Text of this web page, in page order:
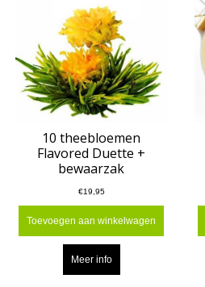
10 theebloemen
Flavored Duette +
bewaarzak
€19,95
Toevoegen aan winkelwagen
Meer info